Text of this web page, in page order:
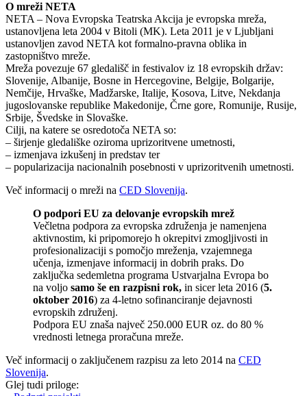
O mreži NETA
NETA – Nova Evropska Teatrska Akcija je evropska mreža,
ustanovljena leta 2004 v Bitoli (MK). Leta 2011 je v Ljubljani
ustanovljen zavod NETA kot formalno-pravna oblika in
zastopništvo mreže.
Mreža povezuje 67 gledališč in festivalov iz 18 evropskih držav:
Slovenije, Albanije, Bosne in Hercegovine, Belgije, Bolgarije,
Nemčije, Hrvaške, Madžarske, Italije, Kosova, Litve, Nekdanja
jugoslovanske republike Makedonije, Črne gore, Romunije, Rusije,
Srbije, Švedske in Slovaške.
Cilji, na katere se osredotoča NETA so:
– širjenje gledališke oziroma uprizoritvene umetnosti,
– izmenjava izkušenj in predstav ter
– popularizacija nacionalnih posebnosti v uprizoritvenih umetnosti.
Več informacij o mreži na CED Slovenija.
O podpori EU za delovanje evropskih mrež
Večletna podpora za evropska združenja je namenjena
aktivnostim, ki pripomorejo h okrepitvi zmogljivosti in
profesionalizaciji s pomočjo mreženja, vzajemnega
učenja, izmenjave informacij in dobrih praks. Do
zaključka sedemletna programa Ustvarjalna Evropa bo
na voljo samo še en razpisni rok, in sicer leta 2016 (5.
oktober 2016) za 4-letno sofinanciranje dejavnosti
evropskih združenj.
Podpora EU znaša največ 250.000 EUR oz. do 80 %
vrednosti letnega proračuna mreže.
Več informacij o zaključenem razpisu za leto 2014 na CED
Slovenija.
Glej tudi priloge: